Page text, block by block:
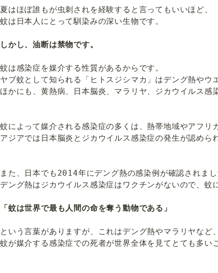
夏はほぼ誰もが虫刺されを経験すると言ってもいいほど、
蚊は日本人にとって馴染みの深い生物です。
しかし、油断は禁物です。
蚊は感染症を媒介する性質があるからです。
ヤブ蚊として知られる「ヒトスジシマカ」はデング熱やウ
ほかにも、黄熱病、日本脳炎、マラリヤ、ジカウイルス感
蚊によって媒介される感染症の多くは、熱帯地域やアフリ
アジアでは日本脳炎とジカウイルス感染症の発生が認めら
また、日本でも2014年にデング熱の感染例が確認されま
デング熱はジカウイルス感染症はワクチンがないので、
「蚊は世界で最も人間の命を奪う動物である」
という言葉がありますが、これはデング熱やマラリヤなど
蚊が媒介する感染症での死者が世界全体を見てとても多い